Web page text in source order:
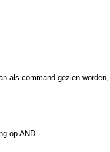
als command gezien
op AND.